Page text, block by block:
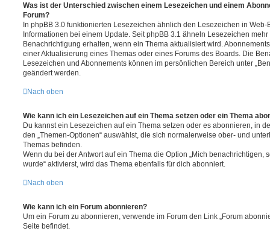
Was ist der Unterschied zwischen einem Lesezeichen und einem
Forum?
In phpBB 3.0 funktionierten Lesezeichen ähnlich den Lesezeichen in
Informationen bei einem Update. Seit phpBB 3.1 ähneln Lesezeichen
Benachrichtigung erhalten, wenn ein Thema aktualisiert wird.
einer Aktualisierung eines Themas oder eines Forums des Boards. Die
Lesezeichen und Abonnements können im persönlichen Bereich unter
geändert werden.
Nach oben
Wie kann ich ein Lesezeichen auf ein Thema setzen oder ein Thema
Du kannst ein Lesezeichen auf ein Thema setzen oder es abonnieren, in
den „Themen-Optionen“ auswählst, die sich normalerweise ober- und
Themas befinden.
Wenn du bei der Antwort auf ein Thema die Option „Mich benachrichtigen,
wurde“ aktivierst, wird das Thema ebenfalls für dich abonniert.
Nach oben
Wie kann ich ein Forum abonnieren?
Um ein Forum zu abonnieren, verwende im Forum den Link „Forum
Seite befindet.